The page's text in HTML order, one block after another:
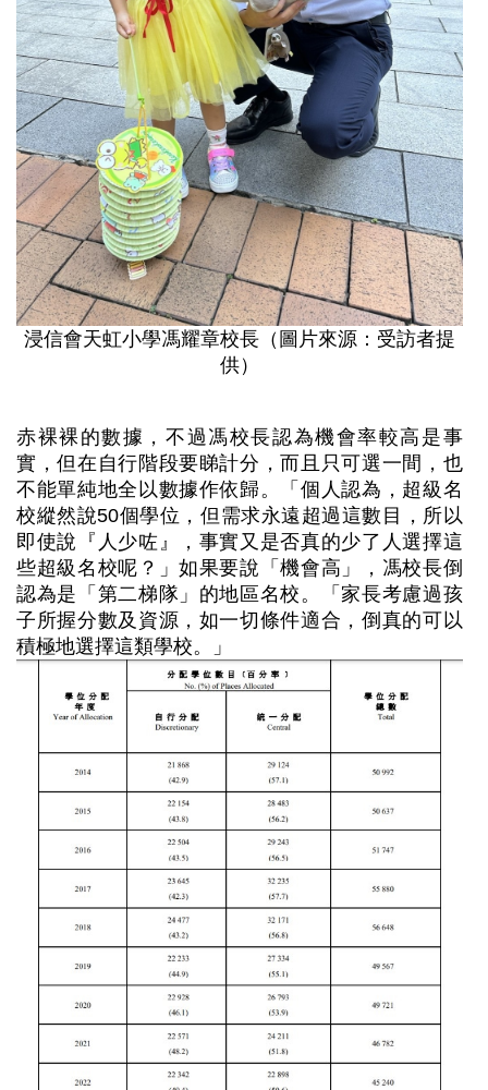
浸信會天虹小學馮耀章校長（圖片來源：受訪者提
供）
赤裸裸的數據，不過馮校長認為機會率較高是事
實，但在自行階段要睇計分，而且只可選一間，也
不能單純地全以數據作依歸。「個人認為，超級名
校縱然說50個學位，但需求永遠超過這數目，所以
即使說『人少咗』，事實又是否真的少了人選擇這
些超級名校呢？」如果要說「機會高」，馮校長倒
認為是「第二梯隊」的地區名校。「家長考慮過孩
子所握分數及資源，如一切條件適合，倒真的可以
積極地選擇這類學校。」